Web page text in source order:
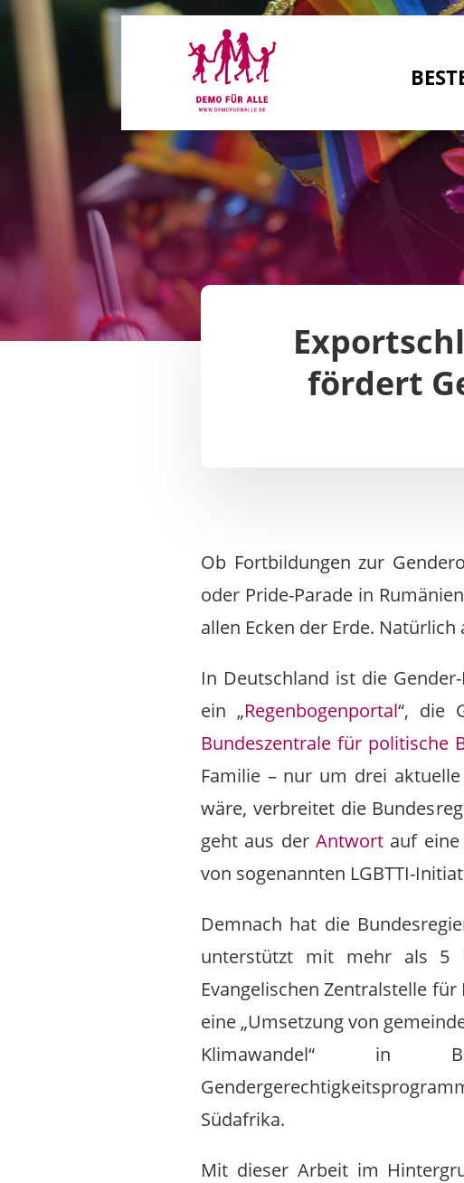
fördert
Ob Fortbildungen zur
oder Pride-Parade in
allen Ecken der Erde.
In Deutschland ist die
ein „Regenbogenportal“, die
Bundeszentrale für politische
Familie – nur um drei
wäre, verbreitet die
geht aus der Antwort auf
von sogenannten LGBTTI-
Demnach hat die
unterstützt mit mehr als 5
Evangelischen Zentralstelle
eine „Umsetzung von
Klimawandel“ in
Südafrika.
Mit dieser Arbeit im